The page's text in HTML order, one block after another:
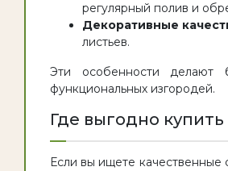
регулярный полив и
Декоративные
листьев.
Эти особенности делают
функциональных изгородей.
Где выгодно
Если вы ищете